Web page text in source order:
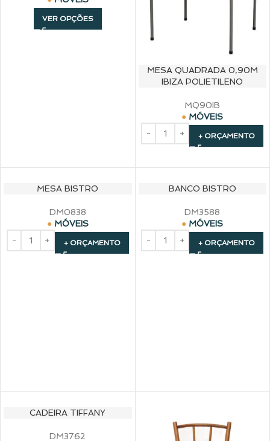
VER OPÇÕES
MESA QUADRADA 0,90M
IBIZA POLIETILENO
MQ90IB
MÓVEIS
+ ORÇAMENTO
MESA BISTRO
DM0838
MÓVEIS
+ ORÇAMENTO
BANCO BISTRO
DM3588
MÓVEIS
+ ORÇAMENTO
CADEIRA TIFFANY
DM3762